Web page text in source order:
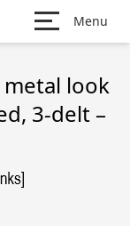
Menu
metal look
3-delt –